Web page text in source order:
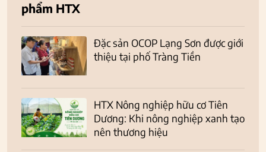
phẩm HTX
Đặc sản OCOP Lạng Sơn được giới
thiệu tại phố Tràng Tiền
HTX Nông nghiệp hữu cơ Tiên
Dương: Khi nông nghiệp xanh tạo
nên thương hiệu